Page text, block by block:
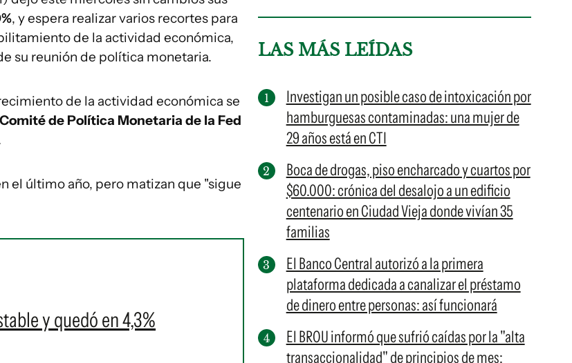
, y espera realizar varios recortes para
de la actividad económica,
su reunión de política monetaria.
de la actividad económica se
Comité de Política Monetaria de la Fed
el último año, pero matizan que "sigue
y quedó en 4,3%
LAS MÁS LEÍDAS
Investigan un posible caso de intoxicación por
hamburguesas contaminadas: una mujer de
29 años está en CTI
Boca de drogas, piso encharcado y cuartos por
$60.000: crónica del desalojo a un edificio
centenario en Ciudad Vieja donde vivían 35
familias
El Banco Central autorizó a la primera
plataforma dedicada a canalizar el préstamo
de dinero entre personas: así funcionará
El BROU informó que sufrió caídas por la "alta
transaccionalidad" de principios de mes: